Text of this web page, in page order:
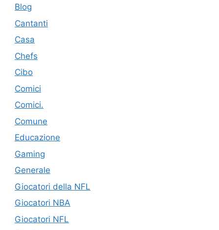
Blog
Cantanti
Casa
Chefs
Cibo
Comici
Comici.
Comune
Educazione
Gaming
Generale
Giocatori della NFL
Giocatori NBA
Giocatori NFL